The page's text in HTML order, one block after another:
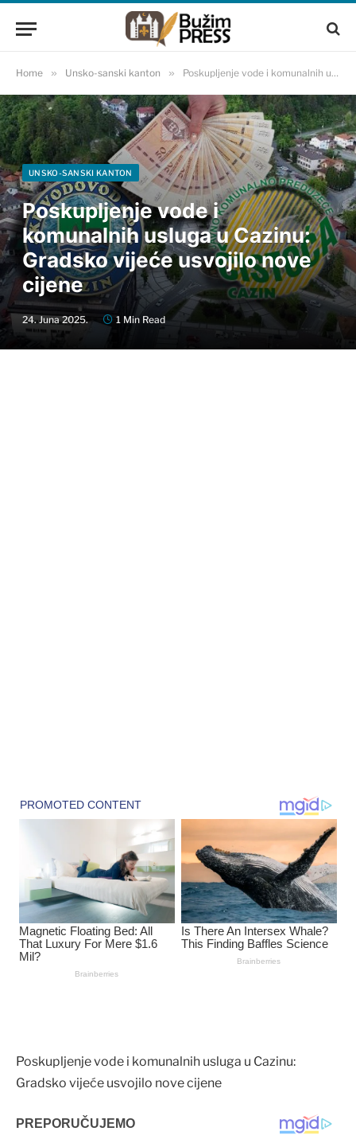
Home » Unsko-sanski kanton » Poskupljenje vode i komunalnih usluga u Cazinu: Gradsko vijeće usvojilo nove cijene
UNSKO-SANSKI KANTON
Poskupljenje vode i
komunalnih usluga u Cazinu:
Gradsko vijeće usvojilo nove
cijene
24. Juna 2025. 1 Min Read
Poskupljenje vode i komunalnih usluga u Cazinu:
Gradsko vijeće usvojilo nove cijene